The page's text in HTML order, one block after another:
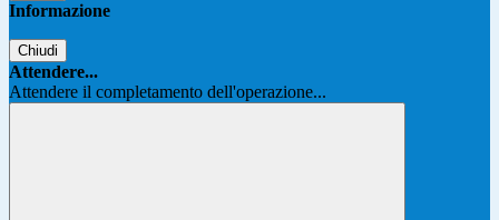
Informazione
Chiudi
Attendere...
Attendere il completamento dell'operazione...